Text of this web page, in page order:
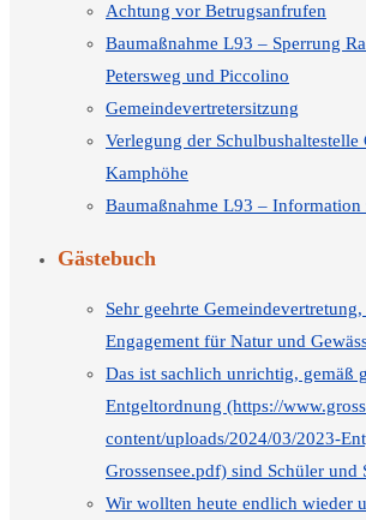
Achtung vor Betrugsanfrufen
Baumaßnahme L93 – Sperrung
Petersweg und Piccolino
Gemeindevertretersitzung
Verlegung der Schulbushaltestelle
Kamphöhe
Baumaßnahme L93 –
Gästebuch
Sehr geehrte
Engagement für Natur und
Das ist sachlich unrichtig, gemäß
Entgeltordnung (https://
content/uploads/2024/03/2023-
Grossensee.pdf) sind Schüler und
Wir wollten heute endlich wieder